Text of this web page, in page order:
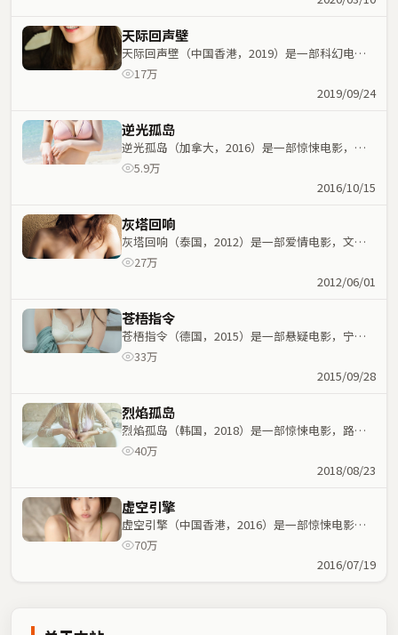
天际回声壁
天际回声壁（中国香港，2019）是一部科幻电
影，阿方索·卡隆执导，魏翔、宋康昊等主演；科
幻元素与人物命运紧密交织，节奏紧凑。
17万
2019/09/24
逆光孤岛
逆光孤岛（加拿大，2016）是一部惊悚电影，大
卫·芬奇执导，赵丽颖、迪丽热巴等主演；惊悚元
5.9万
2016/10/15
灰塔回响
灰塔回响（泰国，2012）是一部爱情电影，文牧
野执导，王一博、李秉宪等主演；爱情元素与人物
27万
2012/06/01
苍梧指令
苍梧指令（德国，2015）是一部悬疑电影，宁浩
执导，周润发、常远等主演；悬疑元素与人物命运
33万
2015/09/28
烈焰孤岛
烈焰孤岛（韩国，2018）是一部惊悚电影，路阳
执导，李秉宪、奥黛丽·塔图等主演；惊悚元素与
40万
2018/08/23
虚空引擎
虚空引擎（中国香港，2016）是一部惊悚电影，
是枝裕和执导，肖战、佛罗伦斯·珀等主演；惊悚
元素与人物命运紧密交织，节奏紧凑。
70万
2016/07/19